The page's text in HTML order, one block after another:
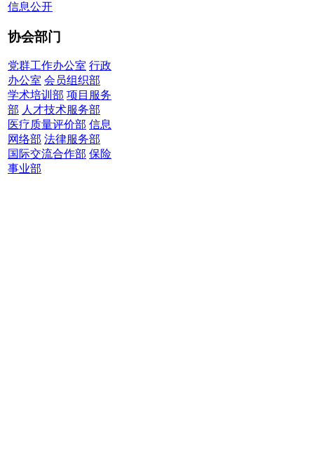
信息公开
协会部门
党群工作办公室 行政
办公室 会员组织部
学术培训部 项目服务
部 人才技术服务部
医疗质量评价部 信息
网络部 法律服务部
国际交流合作部 保险
事业部